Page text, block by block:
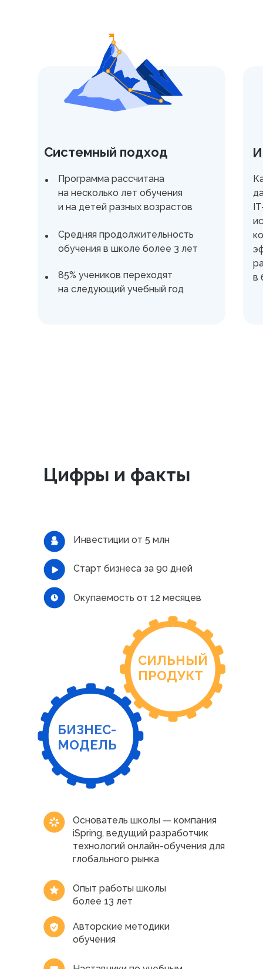
Системный подход
Программа рассчитана
на несколько лет обучения
и на детей разных возрастов
Средняя продолжительность
обучения в школе более 3 лет
85% учеников переходят
на следующий учебный год
в
Цифры и факты
Инвестиции от 5 млн
Старт бизнеса за 90 дней
Окупаемость от 12 месяцев
БИЗНЕС-
МОДЕЛЬ
СИЛЬНЫЙ
ПРОДУКТ
Основатель школы — компания
iSpring, ведущий разработчик
технологий онлайн-обучения для
глобального рынка
Опыт работы школы
более 13 лет
Авторские методики
обучения